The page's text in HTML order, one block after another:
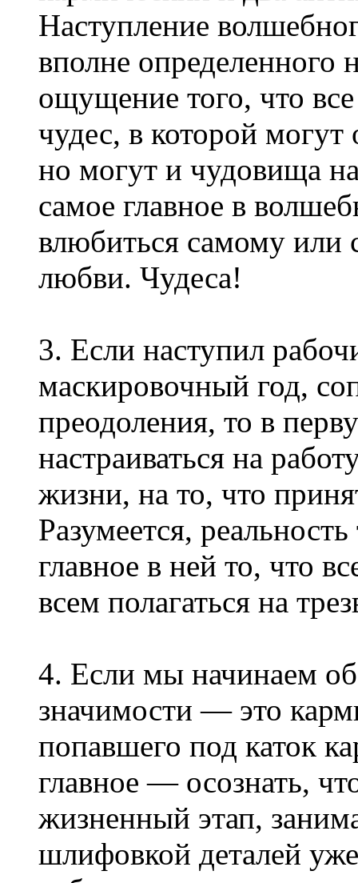
Наступление
вполне определенного
ощущение того, что
чудес, в которой могут
но могут и чудовища
самое главное в
влюбиться самому или
любви. Чудеса!
3. Если наступил
маскировочный год,
преодоления, то в
настраиваться на
жизни, на то, что
Разумеется,
главное в ней то, что
всем полагаться на
4. Если мы начинаем
значимости — это
попавшего под каток
главное — осознать,
жизненный этап,
шлифовкой деталей